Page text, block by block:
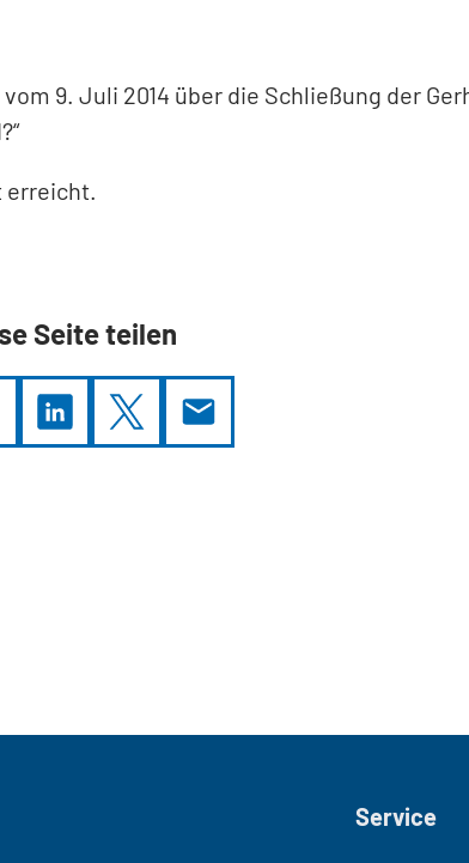
9. Juli 2014 über die Schließung der
erreicht.
Seite teilen
Service